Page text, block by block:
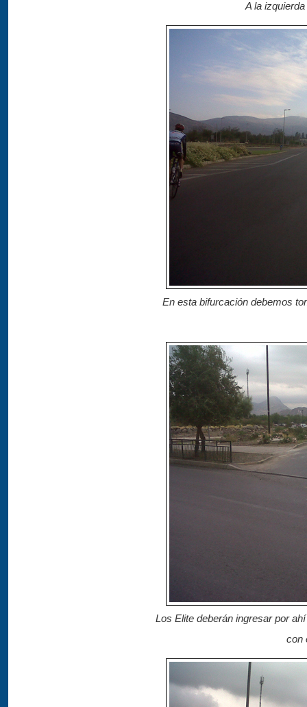
A la
En esta bifurcación debemos
Los Elite deberán ingresar por
con